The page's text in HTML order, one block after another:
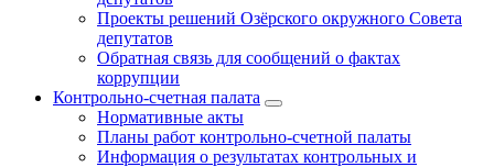
Проекты решений Озёрского окружного Совета
депутатов
Обратная связь для сообщений о фактах
коррупции
Контрольно-счетная палата
Нормативные акты
Планы работ контрольно-счетной палаты
Информация о результатах контрольных и